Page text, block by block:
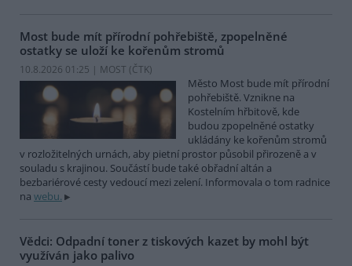
Most bude mít přírodní pohřebiště, zpopelněné
ostatky se uloží ke kořenům stromů
10.8.2026 01:25 | MOST (ČTK)
Město Most bude mít přírodní
pohřebiště. Vznikne na
Kostelním hřbitově, kde
budou zpopelněné ostatky
ukládány ke kořenům stromů
v rozložitelných urnách, aby pietní prostor působil přirozeně a v
souladu s krajinou. Součástí bude také obřadní altán a
bezbariérové cesty vedoucí mezi zelení. Informovala o tom radnice
na webu.
Vědci: Odpadní toner z tiskových kazet by mohl být
využíván jako palivo